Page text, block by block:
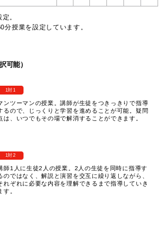
。
授業を設定しています。
可能）
1対1
ンツーマンの授業。講師が生徒をつきっきりで指導
るので、じっくりと学習を進めることが可能。疑問
は、いつでもその場で解消することができます。
1対2
師1人に生徒2人の授業。2人の生徒を同時に指導す
のではなく、解説と演習を交互に繰り返しながら、
れぞれに必要な内容を理解できるまで指導していき
す。